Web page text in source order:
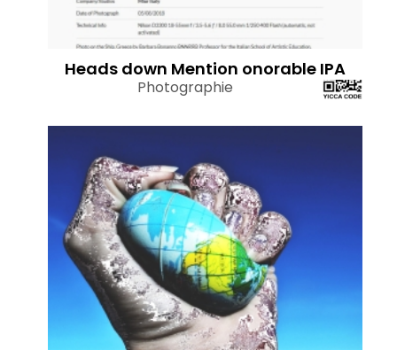
Heads down Mention onorable IPA
Photographie